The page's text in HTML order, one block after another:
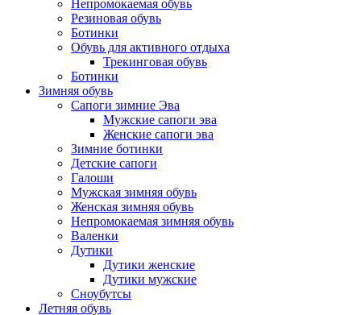
Непромокаемая обувь
Резиновая обувь
Ботинки
Обувь для активного отдыха
Трекинговая обувь
Ботинки
Зимняя обувь
Сапоги зимние Эва
Мужские сапоги эва
Женские сапоги эва
Зимние ботинки
Детские сапоги
Галоши
Мужская зимняя обувь
Женская зимняя обувь
Непромокаемая зимняя обувь
Валенки
Дутики
Дутики женские
Дутики мужские
Сноубутсы
Летняя обувь